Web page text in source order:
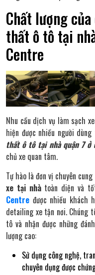
Chất lượng
thất ô tô tại
Centre
Nhu cầu dịch vụ làm sạch
hiện được nhiều người
thất ô tô tại nhà quận 7 ở
chủ xe quan tâm.
Tự hào là đơn vị chuyên
xe tại nhàtoàn diện và
Centre được nhiều khách
detailing xe tận nơi. Chúng
tô và nhận được những
lượng cao:
Sử dụng công nghệ,
chuyên dụng được